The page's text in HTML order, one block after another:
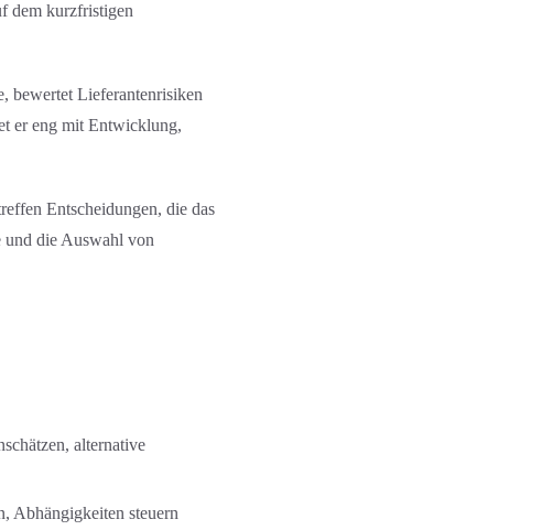
dem kurzfristigen
bewertet Lieferantenrisiken
er eng mit Entwicklung,
Entscheidung­en, die das
und die Auswahl von
alternative
Abhängigkeiten steuern